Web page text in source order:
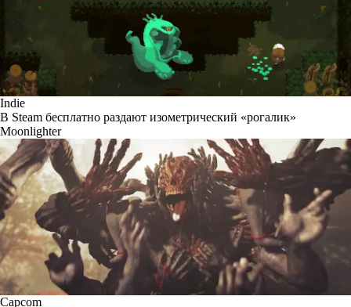
Indie
В Steam бесплатно раздают изометрический «рогалик»
Moonlighter
Capcom